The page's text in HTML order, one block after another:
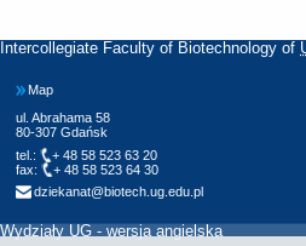
Intercollegiate Faculty of Biotechnology of
Map
ul. Abrahama 58
80-307 Gdańsk
tel.:
+ 48 58 523 63 20
fax:
+ 48 58 523 64 30
dziekanat@biotech.ug.edu.pl
Wydziały UG - wersja angielska